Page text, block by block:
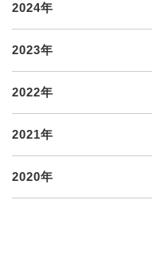
2024年
2023年
2022年
2021年
2020年